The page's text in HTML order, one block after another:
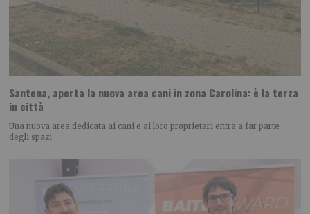
Santena, aperta la nuova area cani in zona Carolina: è la terza
in città
Una nuova area dedicata ai cani e ai loro proprietari entra a far parte
degli spazi